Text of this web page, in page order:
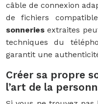
câble de connexion
de fichiers
sonneriesextraites
techniques du
garantit une
Créer sa propre
l’art de la